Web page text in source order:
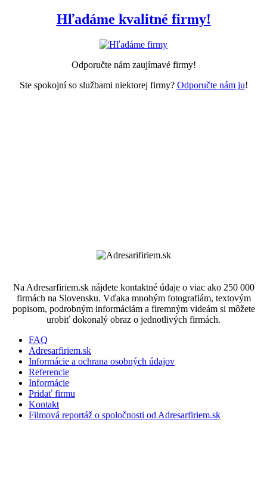
Hľadáme kvalitné firmy!
Odporučte nám zaujímavé firmy!
Ste spokojní so službami niektorej firmy? Odporučte nám ju!
Na Adresarfiriem.sk nájdete kontaktné údaje o viac ako 250 000
firmách na Slovensku. Vďaka mnohým fotografiám, textovým
popisom, podrobným informáciám a firemným videám si môžete
urobiť dokonalý obraz o jednotlivých firmách.
FAQ
Adresarfiriem.sk
Informácie a ochrana osobných údajov
Referencie
Informácie
Pridať firmu
Kontakt
Filmová reportáž o spoločnosti od Adresarfiriem.sk